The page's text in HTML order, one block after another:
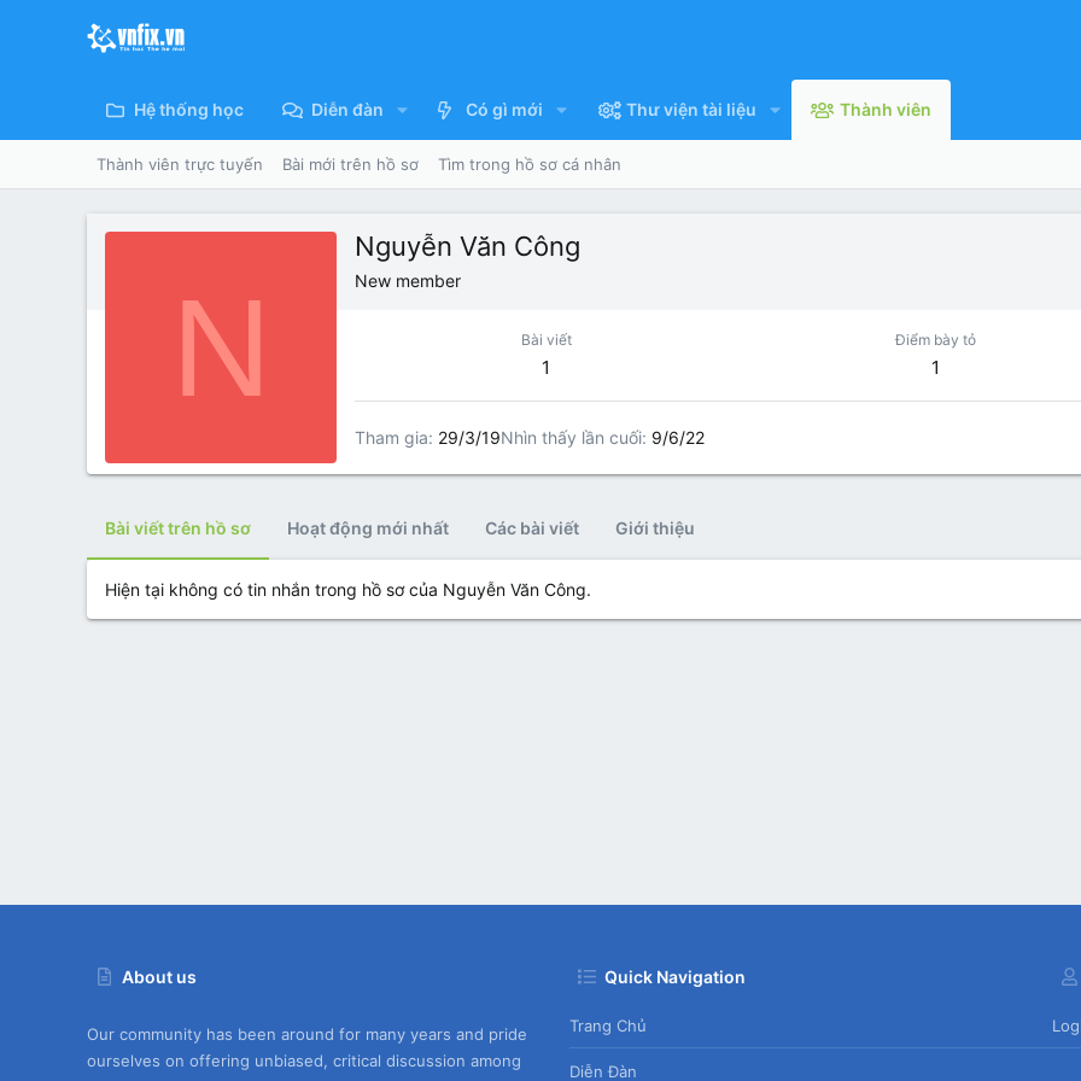
Hệ thống học Diễn đàn Có gì mới Thư viện tài liệu Thành viên
Thành viên trực tuyến Bài mới trên hồ sơ Tìm trong hồ sơ cá nhân
N
Nguyễn Văn Công
New member
Bài viết
1
Điểm bày tỏ
1
Tham gia 29/3/19Nhìn thấy lần cuối 9/6/22
Bài viết trên hồ sơ Hoạt động mới nhất Các bài viết Giới thiệu
Hiện tại không có tin nhắn trong hồ sơ của Nguyễn Văn Công.
About us
Our community has been around for many years and pride
ourselves on offering unbiased, critical discussion among
Quick Navigation
Trang Chủ
Diễn Đàn